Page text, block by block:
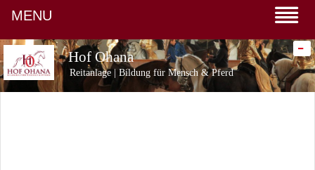
Hof Ohana
Reitanlage | Bildung für Mensch & Pferd
-
MENU